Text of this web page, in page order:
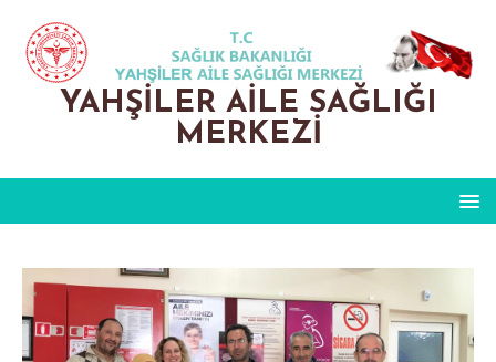
YAHŞILER AILE SAĞLIĞI
MERKEZI